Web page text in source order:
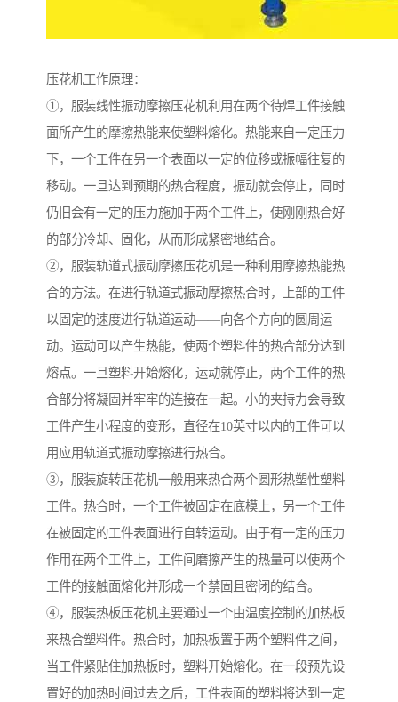
压花机工作原理：
①，服装线性振动摩擦压花机利用在两个待焊工件接触
面所产生的摩擦热能来使塑料熔化。热能来自一定压力
下，一个工件在另一个表面以一定的位移或振幅往复的
移动。一旦达到预期的热合程度，振动就会停止，同时
仍旧会有一定的压力施加于两个工件上，使刚刚热合好
的部分冷却、固化，从而形成紧密地结合。
②，服装轨道式振动摩擦压花机是一种利用摩擦热能热
合的方法。在进行轨道式振动摩擦热合时，上部的工件
以固定的速度进行轨道运动——向各个方向的圆周运
动。运动可以产生热能，使两个塑料件的热合部分达到
熔点。一旦塑料开始熔化，运动就停止，两个工件的热
合部分将凝固并牢牢的连接在一起。小的夹持力会导致
工件产生小程度的变形，直径在10英寸以内的工件可以
用应用轨道式振动摩擦进行热合。
③，服装旋转压花机一般用来热合两个圆形热塑性塑料
工件。热合时，一个工件被固定在底模上，另一个工件
在被固定的工件表面进行自转运动。由于有一定的压力
作用在两个工件上，工件间磨擦产生的热量可以使两个
工件的接触面熔化并形成一个禁固且密闭的结合。
④，服装热板压花机主要通过一个由温度控制的加热板
来热合塑料件。热合时，加热板置于两个塑料件之间，
当工件紧贴住加热板时，塑料开始熔化。在一段预先设
置好的加热时间过去之后，工件表面的塑料将达到一定